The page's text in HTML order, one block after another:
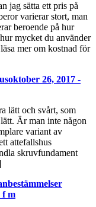
jag sätta ett pris på
varierar stort, man
beroende på hur
mycket du använder
mer om kostnad för
oktober 26, 2017 -
lätt och svårt, som
Är man inte någon
variant av
attefallshus
skruvfundament
f m